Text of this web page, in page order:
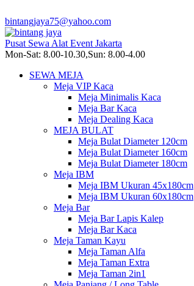
bintangjaya75@yahoo.com
Pusat Sewa Alat Event Jakarta
Mon-Sat: 8.00-10.30,Sun: 8.00-4.00
SEWA MEJA
Meja VIP Kaca
Meja Minimalis Kaca
Meja Bar Kaca
Meja Dealing Kaca
MEJA BULAT
Meja Bulat Diameter 120cm
Meja Bulat Diameter 160cm
Meja Bulat Diameter 180cm
Meja IBM
Meja IBM Ukuran 45x180cm
Meja IBM Ukuran 60x180cm
Meja Bar
Meja Bar Lapis Kalep
Meja Bar Kaca
Meja Taman Kayu
Meja Taman Alfa
Meja Taman Extra
Meja Taman 2in1